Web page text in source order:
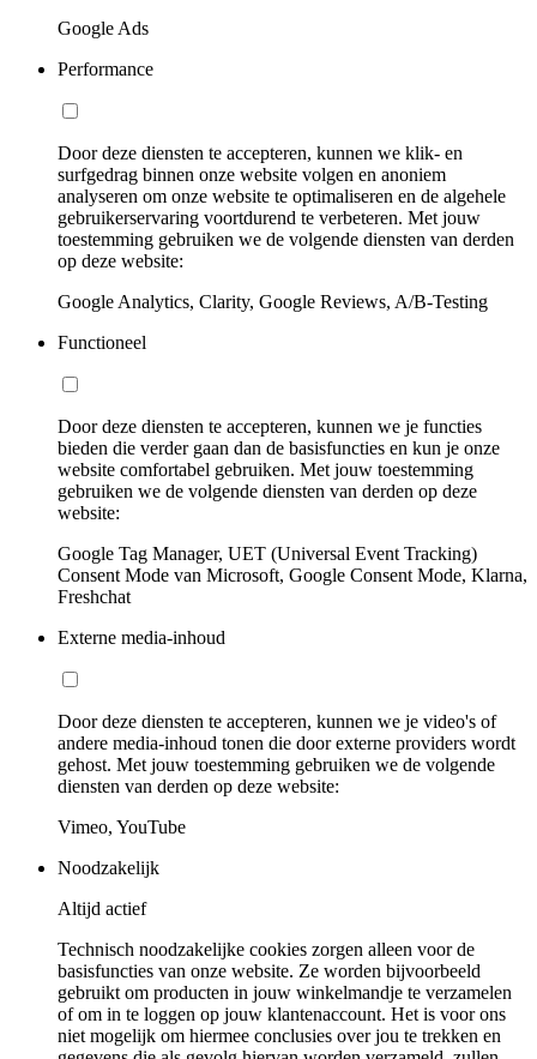
Google Ads
Performance
Door deze diensten te accepteren, kunnen we klik- en
surfgedrag binnen onze website volgen en anoniem
analyseren om onze website te optimaliseren en de algehele
gebruikerservaring voortdurend te verbeteren. Met jouw
toestemming gebruiken we de volgende diensten van derden
op deze website:
Google Analytics, Clarity, Google Reviews, A/B-Testing
Functioneel
Door deze diensten te accepteren, kunnen we je functies
bieden die verder gaan dan de basisfuncties en kun je onze
website comfortabel gebruiken. Met jouw toestemming
gebruiken we de volgende diensten van derden op deze
website:
Google Tag Manager, UET (Universal Event Tracking)
Consent Mode van Microsoft, Google Consent Mode, Klarna,
Freshchat
Externe media-inhoud
Door deze diensten te accepteren, kunnen we je video's of
andere media-inhoud tonen die door externe providers wordt
gehost. Met jouw toestemming gebruiken we de volgende
diensten van derden op deze website:
Vimeo, YouTube
Noodzakelijk
Altijd actief
Technisch noodzakelijke cookies zorgen alleen voor de
basisfuncties van onze website. Ze worden bijvoorbeeld
gebruikt om producten in jouw winkelmandje te verzamelen
of om in te loggen op jouw klantenaccount. Het is voor ons
niet mogelijk om hiermee conclusies over jou te trekken en